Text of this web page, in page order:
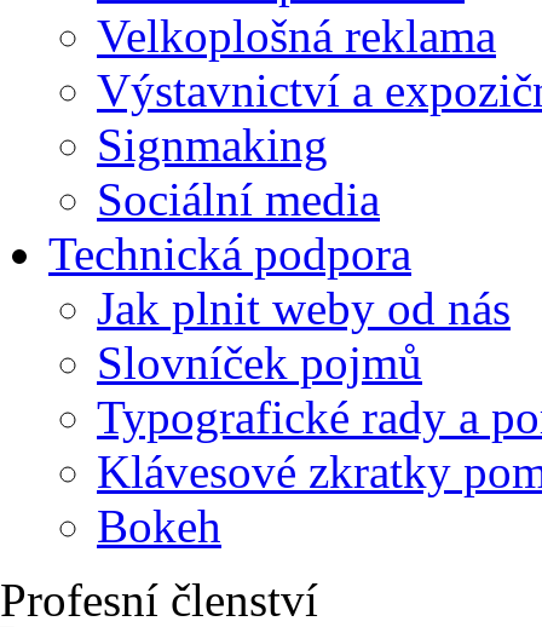
Velkoplošná reklama
Výstavnictví a
Signmaking
Sociální media
Technická podpora
Jak plnit weby od nás
Slovníček pojmů
Typografické rady a
Klávesové zkratky
Bokeh
Profesní členství